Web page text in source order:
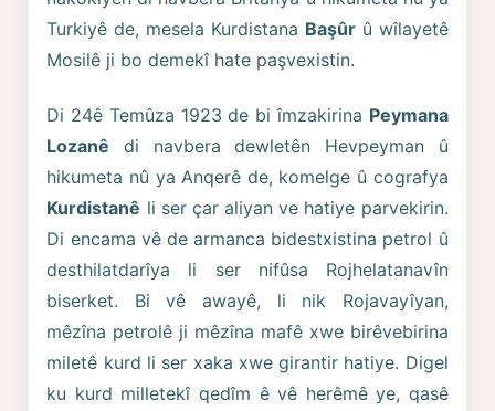
Turkiyê de, mesela Kurdistana Başûrû wîlayetê
Mosilê ji bo demekî hate paşvexistin.
Di 24ê Temûza 1923 de bi îmzakirina Peymana
Lozanê di navbera dewletên Hevpeyman û
hikumeta nû ya Anqerê de, komelge û cografya
Kurdistanê li ser çar aliyan ve hatiye parvekirin.
Di encama vê de armanca bidestxistina petrol û
desthilatdarîya li ser nifûsa Rojhelatanavîn
biserket. Bi vê awayê, li nik Rojavayîyan,
mêzîna petrolê ji mêzîna mafê xwe birêvebirina
miletê kurd li ser xaka xwe girantir hatiye. Digel
ku kurd milletekî qedîm ê vê herêmê ye, qasê